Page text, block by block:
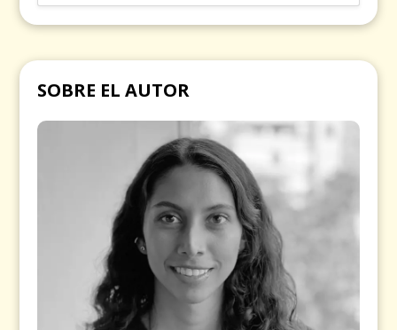
SOBRE EL AUTOR